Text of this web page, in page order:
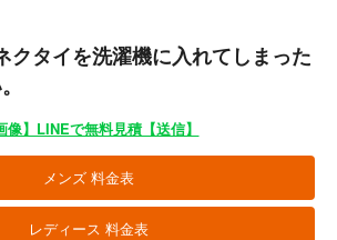
クタイを洗濯機に入れてしまった
像】LINEで無料見積【送信】
メンズ 料金表
レディース 料金表